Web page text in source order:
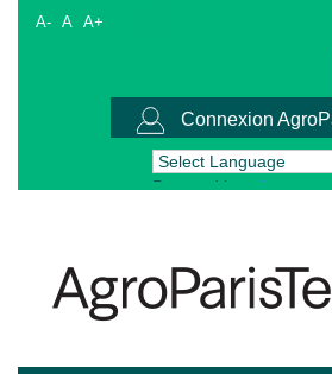
A- A A+
Connexion
Powered by